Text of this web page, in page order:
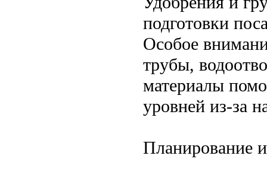
подготовки
Особое
трубы,
материалы
уровней из-за
Планирование